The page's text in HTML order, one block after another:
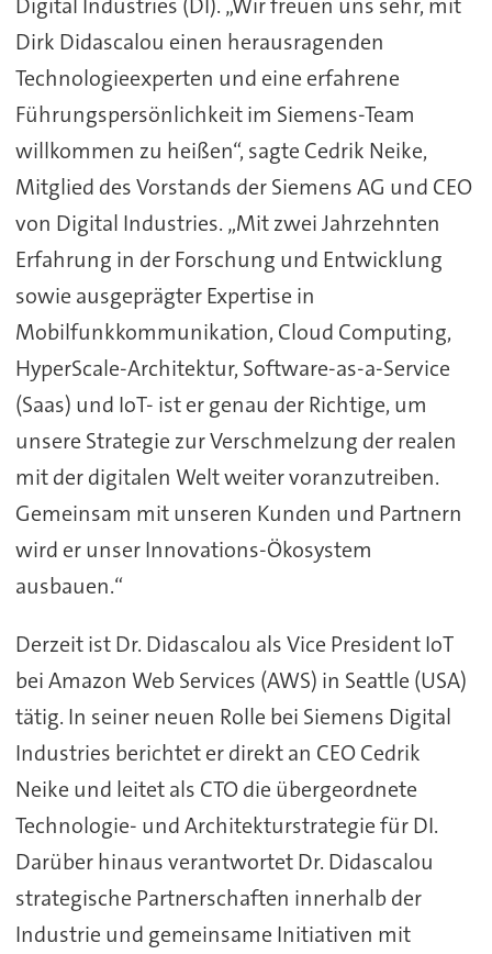
Digital Industries (DI). „Wir freuen uns sehr, mit
Dirk Didascalou einen herausragenden
Technologieexperten und eine erfahrene
Führungspersönlichkeit im Siemens-Team
willkommen zu heißen“, sagte Cedrik Neike,
Mitglied des Vorstands der Siemens AG und CEO
von Digital Industries. „Mit zwei Jahrzehnten
Erfahrung in der Forschung und Entwicklung
sowie ausgeprägter Expertise in
Mobilfunkkommunikation, Cloud Computing,
HyperScale-Architektur, Software-as-a-Service
(Saas) und IoT- ist er genau der Richtige, um
unsere Strategie zur Verschmelzung der realen
mit der digitalen Welt weiter voranzutreiben.
Gemeinsam mit unseren Kunden und Partnern
wird er unser Innovations-Ökosystem
ausbauen.“
Derzeit ist Dr. Didascalou als Vice President IoT
bei Amazon Web Services (AWS) in Seattle (USA)
tätig. In seiner neuen Rolle bei Siemens Digital
Industries berichtet er direkt an CEO Cedrik
Neike und leitet als CTO die übergeordnete
Technologie- und Architekturstrategie für DI.
Darüber hinaus verantwortet Dr. Didascalou
strategische Partnerschaften innerhalb der
Industrie und gemeinsame Initiativen mit